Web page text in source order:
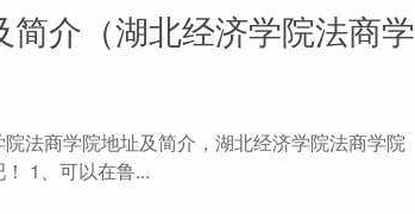
介（湖北经济学院法商学
法商学院地址及简介，湖北经济学院法商学院
1、可以在鲁...